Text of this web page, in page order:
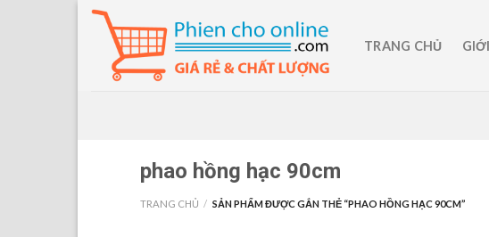
Skip
content
TRANG CHỦ
phao hồng hạc 90cm
TRANG CHỦ / SẢN PHẨM ĐƯỢC GẮN THẺ “PHAO HỒNG HẠC 90CM”